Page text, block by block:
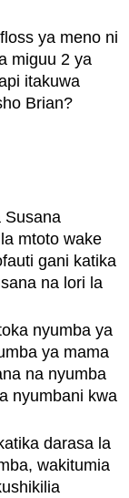
ya meno ni
miguu 2 ya
itakuwa
Brian?
Susana
mtoto wake
gani katika
na lori la
nyumba ya
ya mama
na nyumba
nyumbani kwa
darasa la
wakitumia